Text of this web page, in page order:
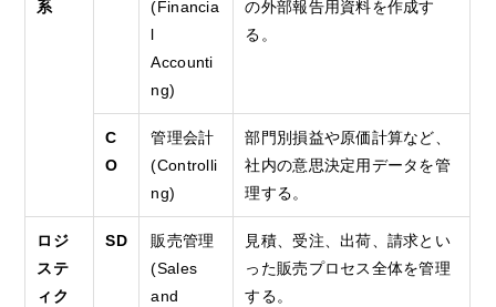
系
(Financia
l
Accounti
ng)
の外部報告用資料を作成す
る。
C
O
管理会計
(Controlli
ng)
部門別損益や原価計算など、
社内の意思決定用データを管
理する。
ロジ
ステ
ィク
SD
販売管理
(Sales
and
見積、受注、出荷、請求とい
った販売プロセス全体を管理
する。